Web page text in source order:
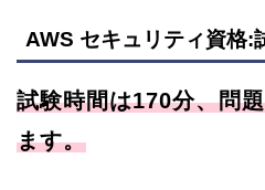
AWS セキュリティ資格:
試験時間は170分、問
ます。